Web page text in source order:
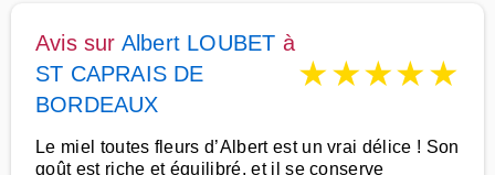
Avis sur Albert LOUBET à
ST CAPRAIS DE
BORDEAUX
★★★★★
Le miel toutes fleurs d’Albert est un vrai délice ! Son
goût est riche et équilibré, et il se conserve